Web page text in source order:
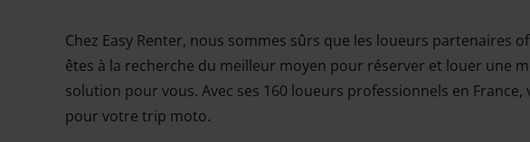
Chez Easy Renter, nous sommes sûrs que les loueurs partenaires
êtes à la recherche du meilleur moyen pour réserver et louer une
solution pour vous. Avec ses 160 loueurs professionnels en
pour votre trip moto.